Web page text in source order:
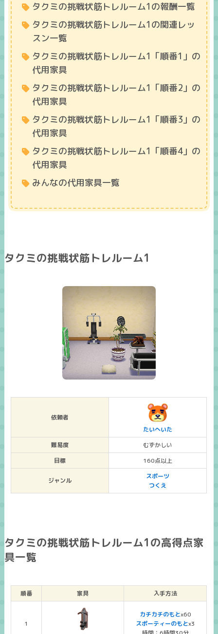
タクミの挑戦状筋トレルーム1の報酬一覧
タクミの挑戦状筋トレルーム1の関連レッ
スン一覧
タクミの挑戦状筋トレルーム1「順番1」の
代用家具
タクミの挑戦状筋トレルーム1「順番2」の
代用家具
タクミの挑戦状筋トレルーム1「順番3」の
代用家具
タクミの挑戦状筋トレルーム1「順番4」の
代用家具
みんなの代用家具一覧
タクミの挑戦状筋トレルーム1
依頼者
たいへいた
難易度
むずかしい
目標
160点以上
ジャンル
スポーツ
つくえ
タクミの挑戦状筋トレルーム1の高得点家
具一覧
順番 家具 入手方法
1
カチカチのもとx60
スポーティーのもとx3